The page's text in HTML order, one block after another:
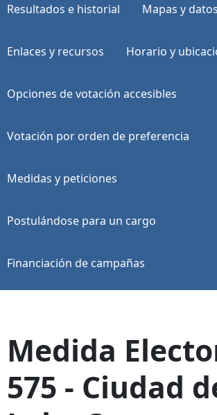
Resultados e historial Mapas y datos
Enlaces y recursos Horario y
Opciones de votación accesibles
Votación por orden de preferencia
Medidas y peticiones
Postulándose para un cargo
Financiación de campañas
Medida
575 - Ciudad